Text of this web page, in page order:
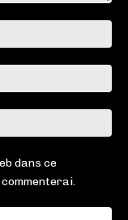
:*
:*
:
dans ce